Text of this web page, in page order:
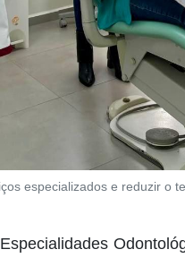
especializados e reduzir o